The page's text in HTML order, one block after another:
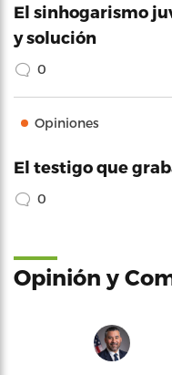
El sinhogarismo
y solución
0
Opiniones
El testigo que
0
Opinión y